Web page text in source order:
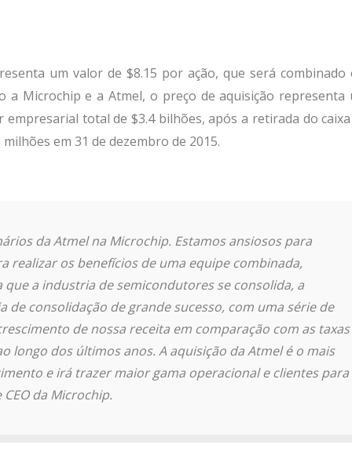
um valor de $8.15 por ação, que será combinado
a Microchip e a Atmel, o preço de aquisição representa
total de $3.4 bilhões, após a retirada do
em 31 de dezembro de 2015.
da Atmel na Microchip. Estamos ansiosos para
realizar os benefícios de uma equipe combinada,
a industria de semicondutores se consolida, a
consolidação de grande sucesso, com uma série de
de nossa receita em comparação com as taxas
longo dos últimos anos. A aquisição da Atmel é o mais
e irá trazer maior gama operacional e clientes para
da Microchip.